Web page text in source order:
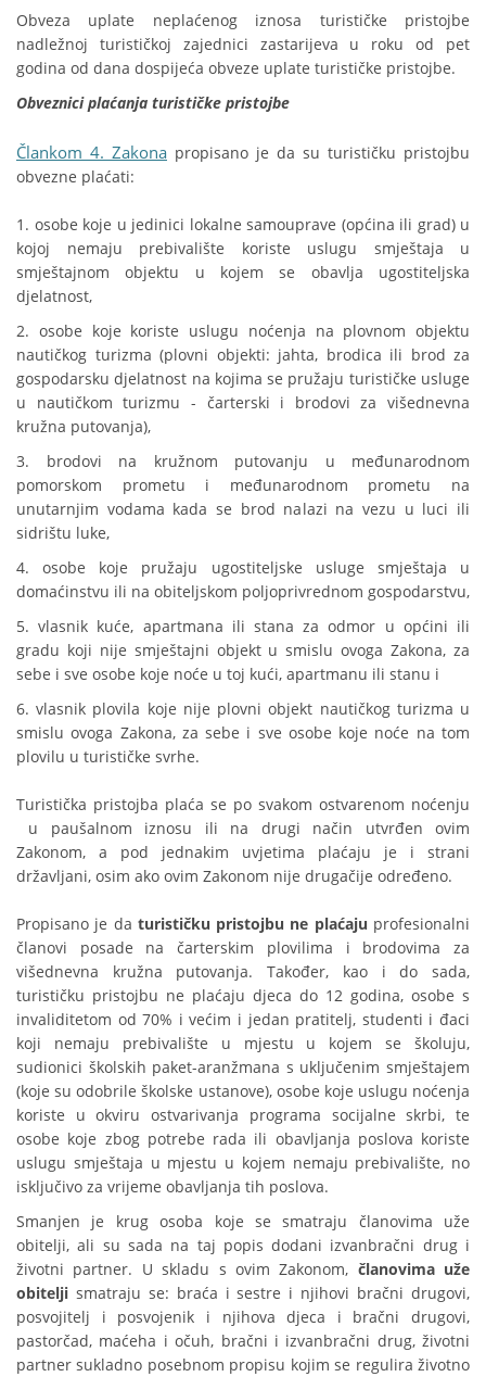
Obveza uplate neplaćenog iznosa turističke pristojbe
nadležnoj turističkoj zajednici zastarijeva u roku od pet
godina od dana dospijeća obveze uplate turističke pristojbe.
Obveznici plaćanja turističke pristojbe
Člankom 4. Zakona propisano je da su turističku pristojbu
obvezne plaćati:
1. osobe koje u jedinici lokalne samouprave (općina ili grad) u
kojoj nemaju prebivalište koriste uslugu smještaja u
smještajnom objektu u kojem se obavlja ugostiteljska
djelatnost,
2. osobe koje koriste uslugu noćenja na plovnom objektu
nautičkog turizma (plovni objekti: jahta, brodica ili brod za
gospodarsku djelatnost na kojima se pružaju turističke usluge
u nautičkom turizmu - čarterski i brodovi za višednevna
kružna putovanja),
3. brodovi na kružnom putovanju u međunarodnom
pomorskom prometu i međunarodnom prometu na
unutarnjim vodama kada se brod nalazi na vezu u luci ili
sidrištu luke,
4. osobe koje pružaju ugostiteljske usluge smještaja u
domaćinstvu ili na obiteljskom poljoprivrednom gospodarstvu,
5. vlasnik kuće, apartmana ili stana za odmor u općini ili
gradu koji nije smještajni objekt u smislu ovoga Zakona, za
sebe i sve osobe koje noće u toj kući, apartmanu ili stanu i
6. vlasnik plovila koje nije plovni objekt nautičkog turizma u
smislu ovoga Zakona, za sebe i sve osobe koje noće na tom
plovilu u turističke svrhe.
Turistička pristojba plaća se po svakom ostvarenom noćenju
u paušalnom iznosu ili na drugi način utvrđen ovim
Zakonom, a pod jednakim uvjetima plaćaju je i strani
državljani, osim ako ovim Zakonom nije drugačije određeno.
Propisano je da turističku pristojbu ne plaćaju profesionalni
članovi posade na čarterskim plovilima i brodovima za
višednevna kružna putovanja. Također, kao i do sada,
turističku pristojbu ne plaćaju djeca do 12 godina, osobe s
invaliditetom od 70% i većim i jedan pratitelj, studenti i đaci
koji nemaju prebivalište u mjestu u kojem se školuju,
sudionici školskih paket-aranžmana s uključenim smještajem
(koje su odobrile školske ustanove), osobe koje uslugu noćenja
koriste u okviru ostvarivanja programa socijalne skrbi, te
osobe koje zbog potrebe rada ili obavljanja poslova koriste
uslugu smještaja u mjestu u kojem nemaju prebivalište, no
isključivo za vrijeme obavljanja tih poslova.
Smanjen je krug osoba koje se smatraju članovima uže
obitelji, ali su sada na taj popis dodani izvanbračni drug i
životni partner. U skladu s ovim Zakonom, članovima uže
obitelji smatraju se: braća i sestre i njihovi bračni drugovi,
posvojitelj i posvojenik i njihova djeca i bračni drugovi,
pastorčad, maćeha i očuh, bračni i izvanbračni drug, životni
partner sukladno posebnom propisu kojim se regulira životno